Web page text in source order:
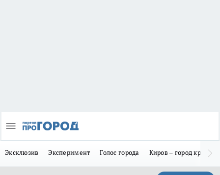
Эксклюзив Эксперимент Голос города Киров – город